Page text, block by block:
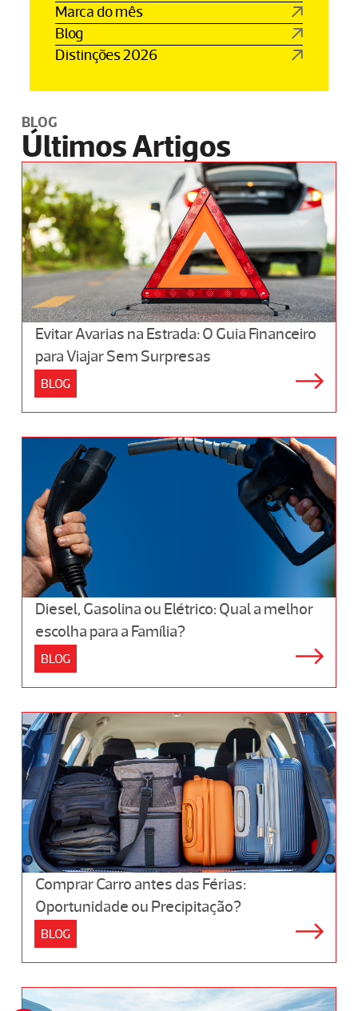
Marca do mês
Blog
Distinções 2026
BLOG
Últimos Artigos
Evitar Avarias na Estrada: O Guia Financeiro
para Viajar Sem Surpresas
BLOG
Diesel, Gasolina ou Elétrico: Qual a melhor
escolha para a Família?
BLOG
Comprar Carro antes das Férias:
Oportunidade ou Precipitação?
BLOG